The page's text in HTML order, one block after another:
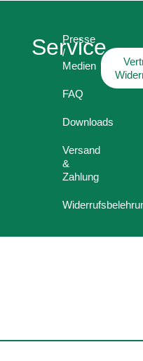
Service
Presse
/
Medien
FAQ
Downloads
Versand
&
Zahlung